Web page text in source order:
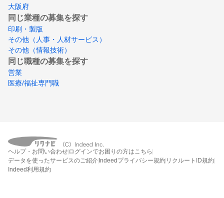
大阪府
同じ業種の募集を探す
印刷・製版
その他（人事・人材サービス）
その他（情報技術）
同じ職種の募集を探す
営業
医療/福祉専門職
ヘルプ・お問い合わせ ログインでお困りの方はこちら
データを使ったサービスのご紹介Indeedプライバシー規約 リクルートID規約
Indeed利用規約